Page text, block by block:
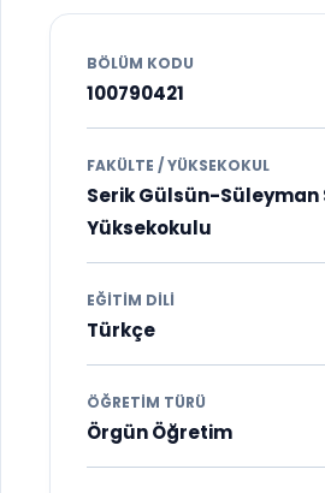
BÖLÜM KODU
100790421
FAKÜLTE / YÜKSEKOKUL
Serik Gülsün-Süleyman
Yüksekokulu
EĞITIM DILI
Türkçe
ÖĞRETIM TÜRÜ
Örgün Öğretim